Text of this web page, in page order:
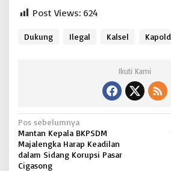
Post Views: 624
Dukung Ilegal Kalsel
Ikuti Kami
N
a
v
Pos sebelumnya
Mantan Kepala BKPSDM
Majalengka Harap Keadilan
dalam Sidang Korupsi Pasar
Cigasong